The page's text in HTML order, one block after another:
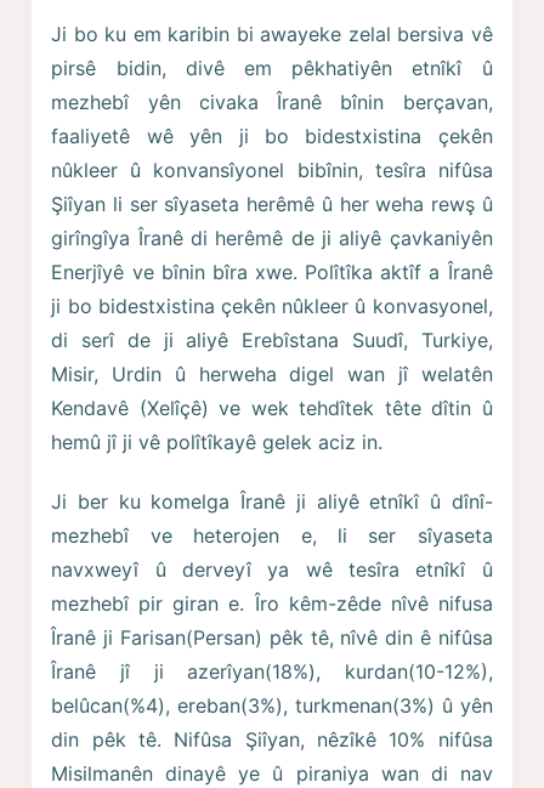
Ji bo ku em karibin bi awayeke zelal bersiva vê
pirsê bidin, divê em pêkhatiyên etnîkî û
mezhebî yên civaka Îranê bînin berçavan,
faaliyetê wê yên ji bo bidestxistina çekên
nûkleer û konvansîyonel bibînin, tesîra nifûsa
Şiîyan li ser sîyaseta herêmê û her weha rewş û
girîngîya Îranê di herêmê de ji aliyê çavkaniyên
Enerjîyê ve bînin bîra xwe. Polîtîka aktîf a Îranê
ji bo bidestxistina çekên nûkleer û konvasyonel,
di serî de ji aliyê Erebîstana Suudî, Turkiye,
Misir, Urdin û herweha digel wan jî welatên
Kendavê (Xelîçê) ve wek tehdîtek tête dîtin û
hemû jî ji vê polîtîkayê gelek aciz in.
Ji ber ku komelga Îranê ji aliyê etnîkî û dînî-
mezhebî ve heterojen e, li ser sîyaseta
navxweyî û derveyî ya wê tesîra etnîkî û
mezhebî pir giran e. Îro kêm-zêde nîvê nifusa
Îranê ji Farisan(Persan) pêk tê, nîvê din ê nifûsa
Îranê jî ji azerîyan(18%), kurdan(10-12%),
belûcan(%4), ereban(3%), turkmenan(3%) û yên
din pêk tê. Nifûsa Şiîyan, nêzîkê 10% nifûsa
Misilmanên dinayê ye û piraniya wan di nav